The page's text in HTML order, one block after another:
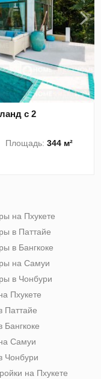
с 2
Площадь:344 м²
на Пхукете
в Паттайе
в Бангкоке
на Самуи
в Чонбури
Пхукете
Паттайе
Бангкоке
Самуи
Чонбури
на Пхукете